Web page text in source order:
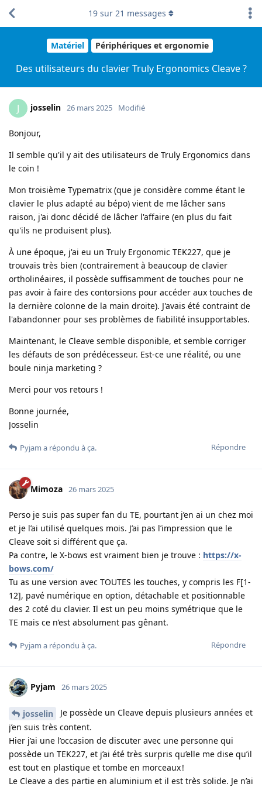
Matériel Périphériques et ergonomie
Des utilisateurs du clavier Truly Ergonomics Cleave ?
19 sur 21 messages
J josselin 26 mars 2025 Modifié
Bonjour,
Il semble qu'il y ait des utilisateurs de Truly Ergonomics dans
le coin !
Mon troisième Typematrix (que je considère comme étant le
clavier le plus adapté au bépo) vient de me lâcher sans
raison, j'ai donc décidé de lâcher l'affaire (en plus du fait
qu'ils ne produisent plus).
À une époque, j'ai eu un Truly Ergonomic TEK227, que je
trouvais très bien (contrairement à beaucoup de clavier
ortholinéaires, il possède suffisamment de touches pour ne
pas avoir à faire des contorsions pour accéder aux touches de
la dernière colonne de la main droite). J'avais été contraint de
l'abandonner pour ses problèmes de fiabilité insupportables.
Maintenant, le Cleave semble disponible, et semble corriger
les défauts de son prédécesseur. Est-ce une réalité, ou une
boule ninja marketing ?
Merci pour vos retours !
Bonne journée,
Josselin
Répondre
Pyjam a répondu à ça.
Mimoza 26 mars 2025
Perso je suis pas super fan du TE, pourtant j’en ai un chez moi
et je l’ai utilisé quelques mois. J’ai pas l’impression que le
Cleave soit si différent que ça.
Pa contre, le X-bows est vraiment bien je trouve : https://x-
bows.com/
Tu as une version avec TOUTES les touches, y compris les F[1-
12], pavé numérique en option, détachable et positionnable
des 2 coté du clavier. Il est un peu moins symétrique que le
TE mais ce n’est absolument pas gênant.
Répondre
Pyjam a répondu à ça.
Pyjam 26 mars 2025
josselin
Je possède un Cleave depuis plusieurs années et
j’en suis très content.
Hier j’ai une l’occasion de discuter avec une personne qui
possède un TEK227, et j’ai été très surpris qu’elle me dise qu’il
est tout en plastique et tombe en morceaux !
Le Cleave a des partie en aluminium et il est très solide. Je n’ai